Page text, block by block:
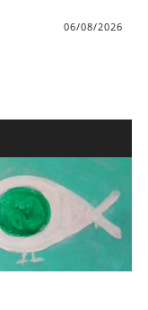
06/08/2026